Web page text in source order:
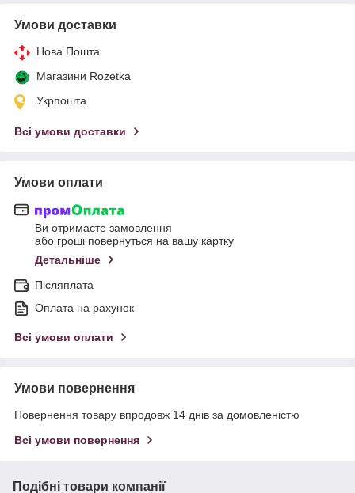
Умови доставки
Нова Пошта
Магазини Rozetka
Укрпошта
Всі умови доставки
Умови оплати
Ви отримаєте замовлення
або гроші повернуться на вашу картку
Детальніше
Післяплата
Оплата на рахунок
Всі умови оплати
Умови повернення
Повернення товару впродовж 14 днів за домовленістю
Всі умови повернення
Подібні товари компанії